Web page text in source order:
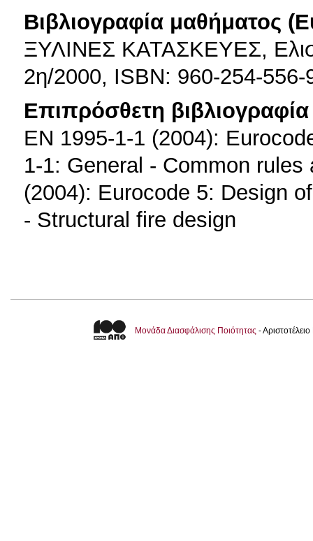
Βιβλιογραφία μαθήματος
ΞΥΛΙΝΕΣ ΚΑΤΑΣΚΕΥΕΣ,
2η/2000, ISBN: 960-254-556-
Επιπρόσθετη βιβλιογραφία
EN 1995-1-1 (2004):
1-1: General - Common
(2004): Eurocode 5: Design
- Structural fire design
Μονάδα Διασφάλισης Ποιότητας -